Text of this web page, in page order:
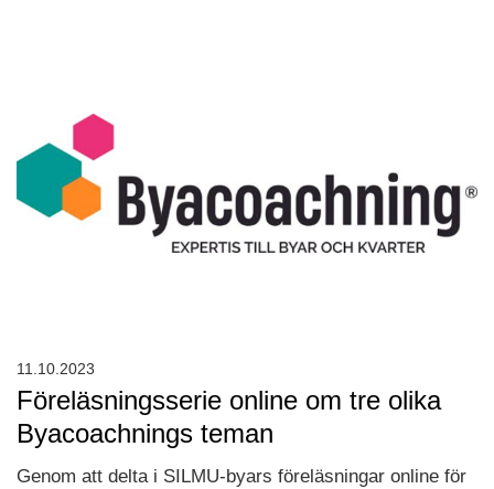
Föreläsningsserie online om tre olika
Byacoachnings teman
Genom att delta i SILMU-byars föreläsningar online för
11.10.2023